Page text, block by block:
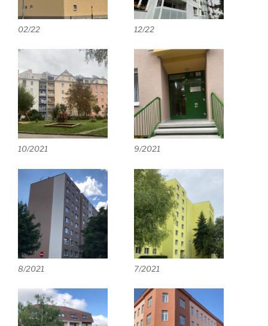
02/22 12/22
10/2021 9/2021
8/2021 7/2021